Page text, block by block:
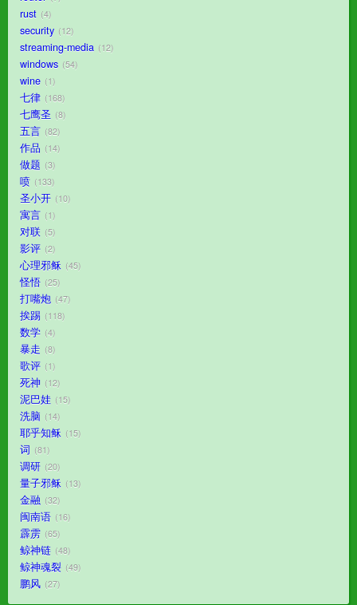
rust 4
security 12
streaming-media 12
windows 54
wine 1
七律 168
七鹰圣 8
五言 82
作品 14
做题 3
喷 133
圣小开 10
寓言 1
对联 5
影评 2
心理邪稣 45
怪悟 25
打嘴炮 47
挨踢 118
数学 4
暴走 8
歌评 1
死神 12
泥巴娃 15
洗脑 14
耶乎知稣 15
词 81
调研 20
量子邪稣 13
金融 32
闽南语 16
霹雳 65
鲸神链 48
鲸神魂裂 49
鹏风 27